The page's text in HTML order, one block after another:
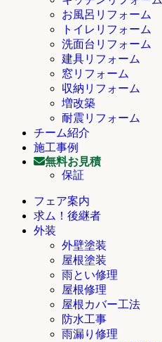
お風呂リフォーム
トイレリフォーム
洗面台リフォーム
建具リフォーム
窓リフォーム
収納リフォーム
増改築
耐震リフォーム
チーム紹介
施工事例
無料お見積
保証
フェア案内
求ム！後継者
外装
外壁塗装
屋根塗装
雨とい修理
屋根修理
屋根カバー工法
防水工事
雨漏り修理